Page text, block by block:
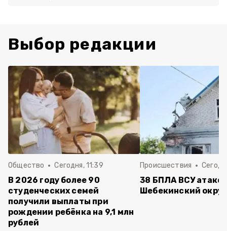
Выбор редакции
Общество Сегодня, 11:39
В 2026 году более 90
студенческих семей
получили выплаты при
рождении ребёнка на 9,1 млн
рублей
Происшествия
38 БПЛА ВСУ
Шебекинский